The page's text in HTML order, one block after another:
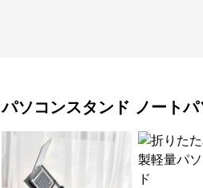
パソコンスタンド ノート